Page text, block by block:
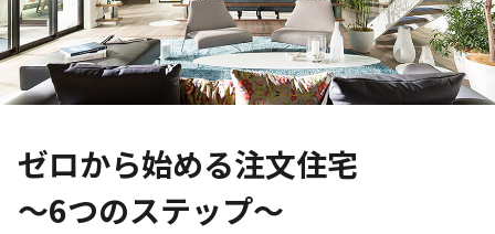
ゼロから始める注文住宅
～6つのステップ～